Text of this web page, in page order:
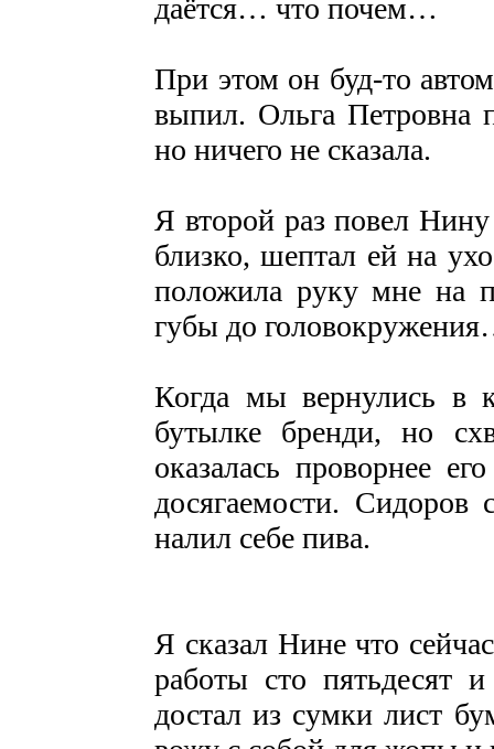
даётся… что почем…
При этом он буд-то
выпил. Ольга Петровна
но ничего не сказала.
Я второй раз повел
близко, шептал ей на
положила руку мне на
губы до
Когда мы вернулись в
бутылке бренди, но
оказалась проворнее
досягаемости.
налил себе пива.
Я сказал Нине что
работы сто пятьдесят
достал из сумки лист